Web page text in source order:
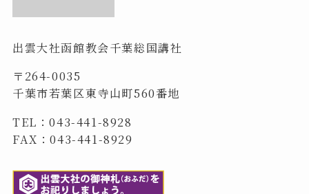
出雲大社函館教会千葉総国講社
〒264-0035
千葉市若葉区東寺山町560番地
TEL：043-441-8928
FAX：043-441-8929